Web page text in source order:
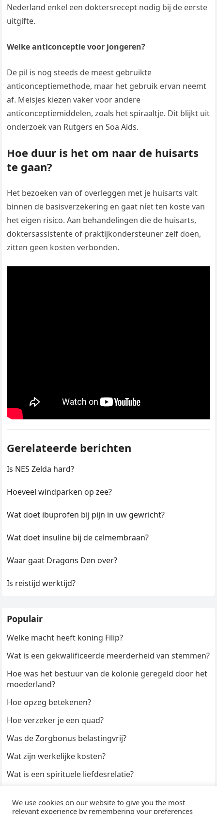
Nederland enkel een doktersrecept nodig bij de eerste
uitgifte.
Welke anticonceptie voor jongeren?
De pil is nog steeds de meest gebruikte
anticonceptiemethode, maar het gebruik ervan neemt
af. Meisjes kiezen vaker voor andere
anticonceptiemiddelen, zoals het spiraaltje. Dit blijkt uit
onderzoek van Rutgers en Soa Aids.
Hoe duur is het om naar de huisarts
te gaan?
Het bezoeken van of overleggen met je huisarts valt
binnen de basisverzekering en gaat níet ten koste van
het eigen risico. Aan behandelingen die de huisarts,
doktersassistente of praktijkondersteuner zelf doen,
zitten geen kosten verbonden.
Gerelateerde berichten
Is NES Zelda hard?
Hoeveel windparken op zee?
Wat doet ibuprofen bij pijn in uw gewricht?
Wat doet insuline bij de celmembraan?
Waar gaat Dragons Den over?
Is reistijd werktijd?
Populair
Welke macht heeft koning Filip?
Wat is een gekwalificeerde meerderheid van stemmen?
Hoe was het bestuur van de kolonie geregeld door het
moederland?
Hoe opzeg betekenen?
Hoe verzeker je een quad?
Was de Zorgbonus belastingvrij?
Wat zijn werkelijke kosten?
Wat is een spirituele liefdesrelatie?
Hoe duur zijn Keukendeurtjes?
We use cookies on our website to give you the most
relevant experience by remembering your preferences